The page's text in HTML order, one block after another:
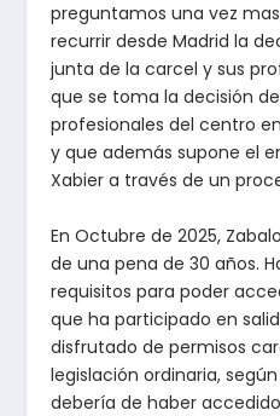
preguntamos una vez
recurrir desde Madrid la
junta de la carcel y sus
que se toma la decisión
profesionales del centro
y que además supone el
Xabier a través de un
En Octubre de 2025,
de una pena de 30 años.
requisitos para poder
que ha participado en
disfrutado de permisos
legislación ordinaria,
debería de haber